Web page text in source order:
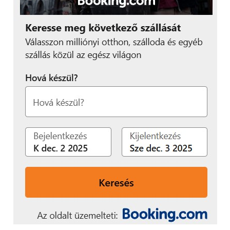
– hangsúlyozta a felmérés eredményei kapcsán Sajti
Botond, a FLOW PR cégvezető partnere.